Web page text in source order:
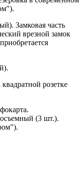
Замковая часть
врезной замок
розетке
(3 шт.).